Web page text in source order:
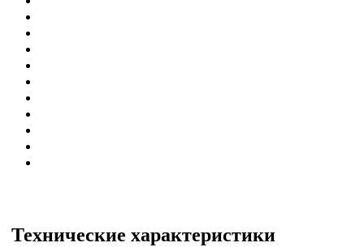
Технические характеристики